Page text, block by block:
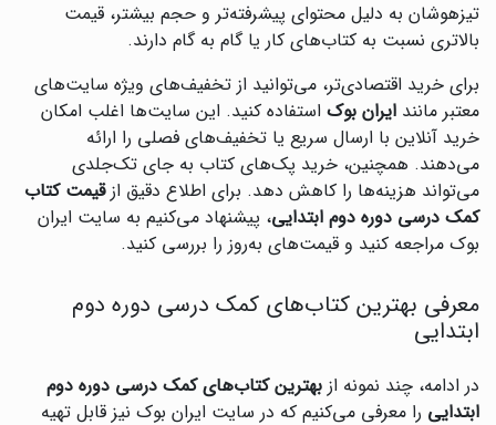
تیزهوشان به دلیل محتوای پیشرفته‌تر و حجم بیشتر، قیمت
بالاتری نسبت به کتاب‌های کار یا گام به گام دارند.
برای خرید اقتصادی‌تر، می‌توانید از تخفیف‌های ویژه سایت‌های
معتبر مانند ایران بوک استفاده کنید. این سایت‌ها اغلب امکان
خرید آنلاین با ارسال سریع یا تخفیف‌های فصلی را ارائه
می‌دهند. همچنین، خرید پک‌های کتاب به جای تک‌جلدی
می‌تواند هزینه‌ها را کاهش دهد. برای اطلاع دقیق ازقیمت کتاب
کمک درسی دوره دوم ابتدایی، پیشنهاد می‌کنیم به سایت ایران
بوک مراجعه کنید و قیمت‌های به‌روز را بررسی کنید.
معرفی بهترین کتاب‌های کمک درسی دوره دوم
ابتدایی
در ادامه، چند نمونه از بهترین کتاب‌های کمک درسی دوره دوم
ابتدایی را معرفی می‌کنیم که در سایت ایران بوک نیز قابل تهیه